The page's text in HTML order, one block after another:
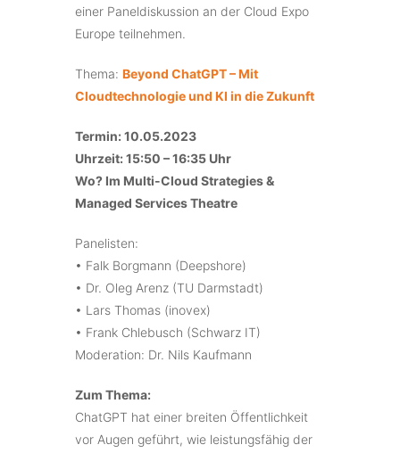
einer Paneldiskussion an der Cloud Expo
Europe teilnehmen.
Thema: Beyond ChatGPT – Mit
Cloudtechnologie und KI in die Zukunft
Termin: 10.05.2023
Uhrzeit: 15:50 – 16:35 Uhr
Wo? Im Multi-Cloud Strategies &
Managed Services Theatre
Panelisten:
• Falk Borgmann (Deepshore)
• Dr. Oleg Arenz (TU Darmstadt)
• Lars Thomas (inovex)
• Frank Chlebusch (Schwarz IT)
Moderation: Dr. Nils Kaufmann
Zum Thema:
ChatGPT hat einer breiten Öffentlichkeit
vor Augen geführt, wie leistungsfähig der